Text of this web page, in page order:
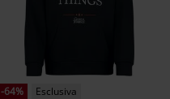
-64%
Esclusiva